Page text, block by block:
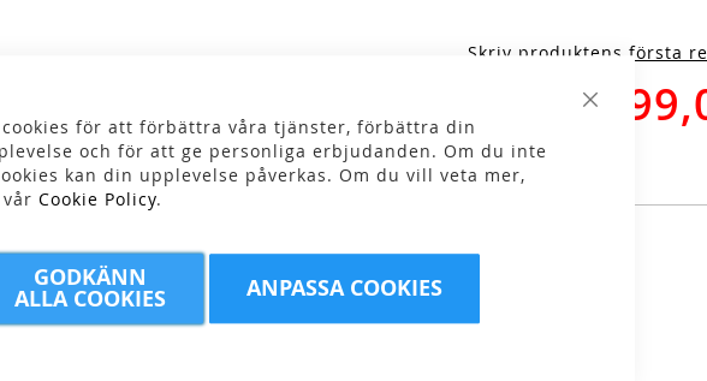
Stäng
cookies för att förbättra våra tjänster, förbättra din
och för att ge personliga erbjudanden. Om du inte
kan din upplevelse påverkas. Om du vill veta mer,
Cookie Policy.
GODKÄNN
ALLA COOKIES ANPASSA COOKIES
Skriv produktens första